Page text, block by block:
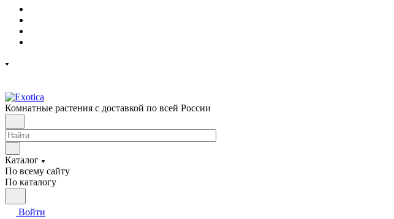
Комнатные растения с доставкой по всей России
Каталог
По всему сайту
По каталогу
Войти